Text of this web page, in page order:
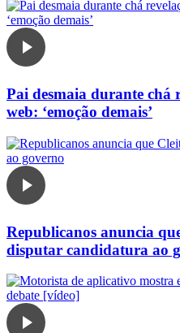
Pai desmaia durante chá
web: ‘emoção demais’
Republicanos anuncia
disputar candidatura ao